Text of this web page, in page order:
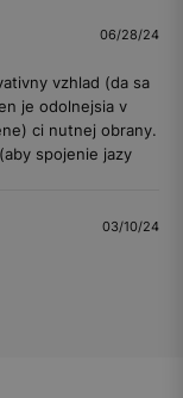
06/28/24
vzhlad (da sa
je odolnejsia v
ci nutnej obrany.
spojenie jazy
03/10/24